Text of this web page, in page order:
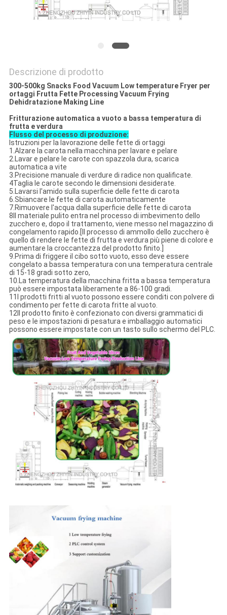
Descrizione di prodotto
300-500kg Snacks Food Vacuum Low temperature Fryer per
ortaggi Frutta Fette Processing Vacuum Frying
Dehidratazione Making Line
Fritturazione automatica a vuoto a bassa temperatura di
frutta e verdura
Flusso del processo di produzione:
Istruzioni per la lavorazione delle fette di ortaggi
1.Alzare la carota nella macchina per lavare e pelare
2.Lavar e pelare le carote con spazzola dura, scarica
automatica a vite
3.Precisione manuale di verdure di radice non qualificate.
4Taglia le carote secondo le dimensioni desiderate.
5.Lavarsi l'amido sulla superficie delle fette di carota
6.Sbiancare le fette di carota automaticamente
7.Rimuovere l'acqua dalla superficie delle fette di carota
8Il materiale pulito entra nel processo di imbevimento dello
zucchero e, dopo il trattamento, viene messo nel magazzino di
congelamento rapido.[Il processo di ammollo dello zucchero è
quello di rendere le fette di frutta e verdura più piene di colore e
aumentare la croccantezza del prodotto finito.]
9.Prima di friggere il cibo sotto vuoto, esso deve essere
congelato a bassa temperatura con una temperatura centrale
di 15-18 gradi sotto zero,
10.La temperatura della macchina fritta a bassa temperatura
può essere impostata liberamente a 86-100 gradi.
11I prodotti fritti al vuoto possono essere conditi con polvere di
condimento per fette di carota fritte al vuoto.
12Il prodotto finito è confezionato con diversi grammatici di
peso e le impostazioni di pesatura e imballaggio automatici
possono essere impostate con un tasto sullo schermo del PLC.